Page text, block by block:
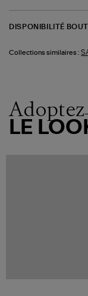
DISPONIBILITÉ
Collections similaires :
Adoptez
LE